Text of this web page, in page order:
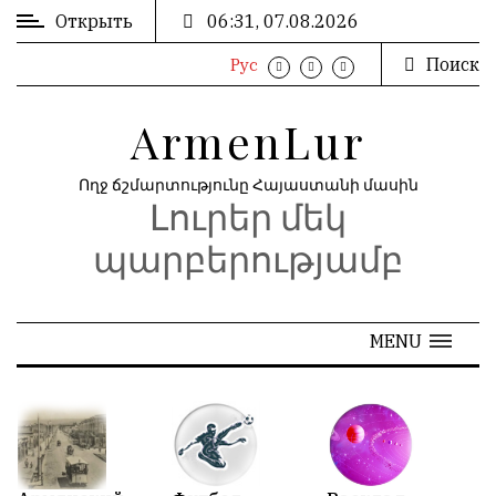
ВХОД
РЕГИСТРАЦИЯ
АРХИВ
« Май 2026
ՄՈՒՏՔ
Открыть 06:31, 07.08.2026
Рус Поиск
ArmenLur
Ողջ ճշմարտությունը Հայաստանի մասին
Լուրեր մեկ
պարբերությամբ
MENU